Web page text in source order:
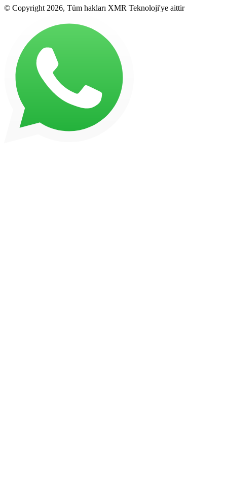
© Copyright 2026, Tüm hakları XMR Teknoloji'ye aittir